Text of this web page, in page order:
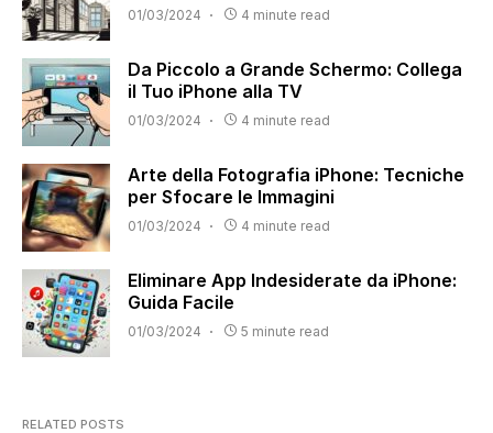
01/03/2024 4 minute read
Da Piccolo a Grande Schermo: Collega
il Tuo iPhone alla TV
01/03/2024 4 minute read
Arte della Fotografia iPhone: Tecniche
per Sfocare le Immagini
01/03/2024 4 minute read
Eliminare App Indesiderate da iPhone:
Guida Facile
01/03/2024 5 minute read
RELATED POSTS